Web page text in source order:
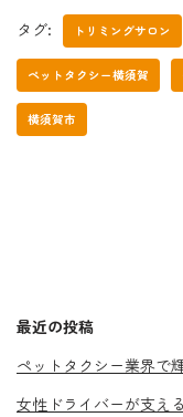
タグ: トリミングサロン
ペットタクシー横須賀
横須賀市
最近の投稿
ペットタクシー業界で
女性ドライバーが支え